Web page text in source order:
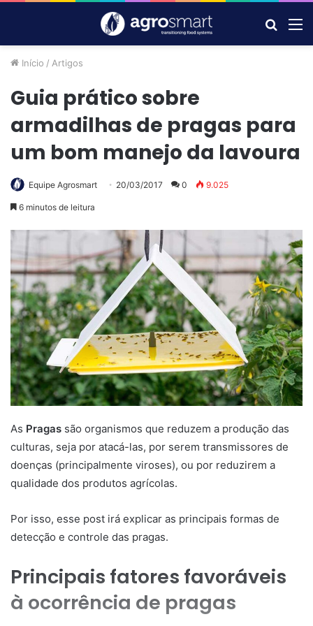
por
Início / Artigos
Guia prático sobre
armadilhas de pragas para
um bom manejo da lavoura
Equipe Agrosmart 20/03/2017 0 9.025
6 minutos de leitura
As Pragas são organismos que reduzem a produção das
culturas, seja por atacá-las, por serem transmissores de
doenças (principalmente viroses), ou por reduzirem a
qualidade dos produtos agrícolas.
Por isso, esse post irá explicar as principais formas de
detecção e controle das pragas.
Principais fatores favoráveis
à ocorrência de pragas